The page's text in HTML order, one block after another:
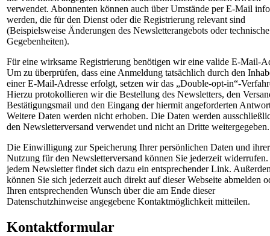
verwendet. Abonnenten können auch über Umstände per E-Mail
werden, die für den Dienst oder die Registrierung relevant sind
(Beispielsweise Änderungen des Newsletterangebots oder technische
Gegebenheiten).
Für eine wirksame Registrierung benötigen wir eine valide E-Mail-
Um zu überprüfen, dass eine Anmeldung tatsächlich durch den
einer E-Mail-Adresse erfolgt, setzen wir das „Double-opt-in“-
Hierzu protokollieren wir die Bestellung des Newsletters, den
Bestätigungsmail und den Eingang der hiermit angeforderten
Weitere Daten werden nicht erhoben. Die Daten werden
den Newsletterversand verwendet und nicht an Dritte weitergegeben.
Die Einwilligung zur Speicherung Ihrer persönlichen Daten und ihrer
Nutzung für den Newsletterversand können Sie jederzeit
jedem Newsletter findet sich dazu ein entsprechender Link.
können Sie sich jederzeit auch direkt auf dieser Webseite abmelden
Ihren entsprechenden Wunsch über die am Ende dieser
Datenschutzhinweise angegebene Kontaktmöglichkeit mitteilen.
Kontaktformular